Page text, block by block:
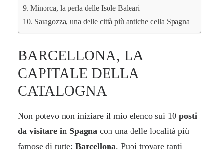
Minorca, la perla delle Isole Baleari
Saragozza, una delle città più antiche della Spagna
BARCELLONA, LA
CAPITALE DELLA
CATALOGNA
Non potevo non iniziare il mio elenco sui 10 posti
da visitare in Spagna con una delle località più
famose di tutte: Barcellona. Puoi trovare tanti